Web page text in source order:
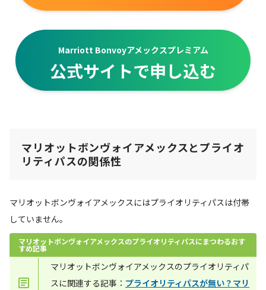
Marriott Bonvoyアメックスプレミアム
公式サイトで申し込む
マリオットボンヴォイアメックスとプライオ
リティパスの関係性
マリオットボンヴォイアメックスにはプライオリティパスは付帯
していません。
マリオットボンヴォイアメックスのプライオリティパスにまつわるおす
すめ記事
マリオットボンヴォイアメックスのプライオリティパ
スに関連する記事： プライオリティパスが無い？マリ